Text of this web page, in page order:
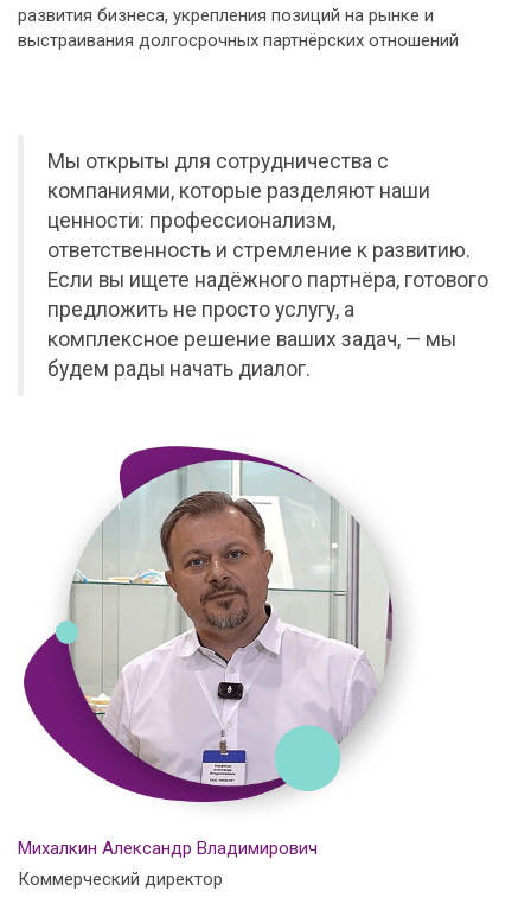
развития бизнеса, укрепления позиций на рынке и
выстраивания долгосрочных партнёрских отношений
Мы открыты для сотрудничества с
компаниями, которые разделяют наши
ценности: профессионализм,
ответственность и стремление к развитию.
Если вы ищете надёжного партнёра, готового
предложить не просто услугу, а
комплексное решение ваших задач, — мы
будем рады начать диалог.
Михалкин Александр Владимирович
Коммерческий директор